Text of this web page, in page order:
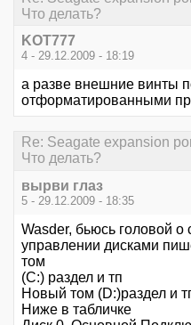
Что делать?
KOT777
4 - 29.12.2009 - 18:19
а разве внешние винты
отформатированными
Re: Seagate expansion
Что делать?
вырви глаз
5 - 29.12.2009 - 18:35
Wasder, бьюсь головой о
управлении дисками
том
(С:) раздел и тп
Новый том (D:)раздел и
Ниже в табличке